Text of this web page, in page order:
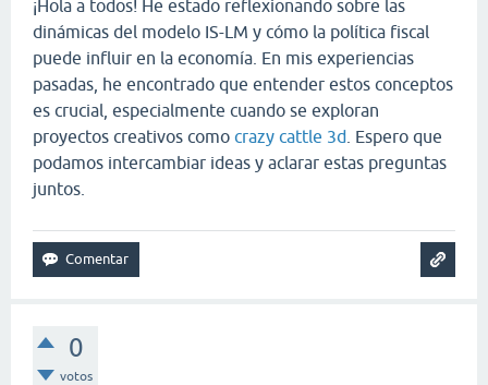
¡Hola a todos! He estado reflexionando sobre las
dinámicas del modelo IS-LM y cómo la política fiscal
puede influir en la economía. En mis experiencias
pasadas, he encontrado que entender estos conceptos
es crucial, especialmente cuando se exploran
proyectos creativos como crazy cattle 3d . Espero que
podamos intercambiar ideas y aclarar estas preguntas
juntos.
0
votos